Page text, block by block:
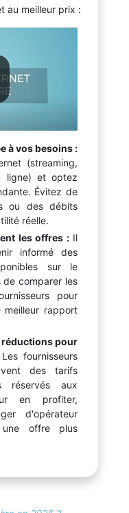
au meilleur prix :
à vos besoins :
(streaming,
ligne) et optez
Évitez de
ou des débits
réelle.
les offres : Il
informé des
sur le
de comparer les
pour
rapport
pour
Les fournisseurs
des tarifs
réservés aux
en profiter,
d'opérateur
une offre plus